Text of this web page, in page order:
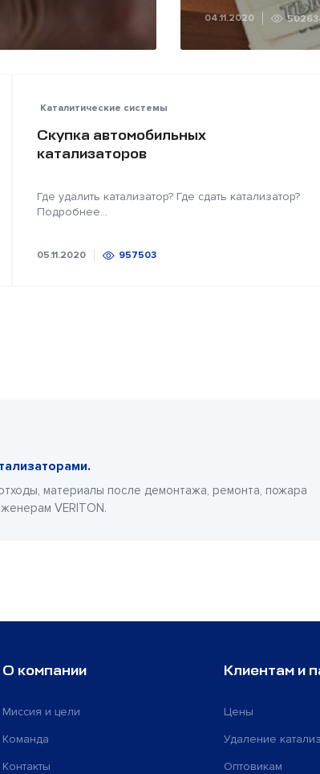
04.11.2020
Каталитические системы
Скупка автомобильных
катализаторов
Где удалить катализатор? Где сдать катализатор?
Подробнее...
05.11.2020 957503
материалы после демонтажа, ремонта, пожара
VERITON.
О компании
Миссия и цели
Команда
Контакты
Клиентам и
Цены
Удаление
Оптовикам